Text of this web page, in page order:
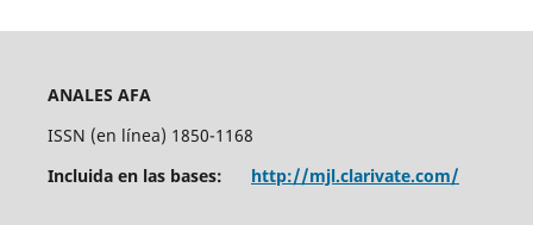
ANALES AFA
ISSN (en línea) 1850-1168
Incluida en las bases: http://mjl.clarivate.com/